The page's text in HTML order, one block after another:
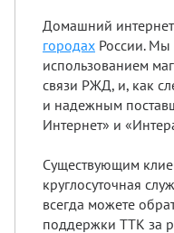
Домашний
городах России. Мы
использованием
связи РЖД, и, как
и надежным
Интернет» и
Существующим
круглосуточная
всегда можете
поддержки ТТК за